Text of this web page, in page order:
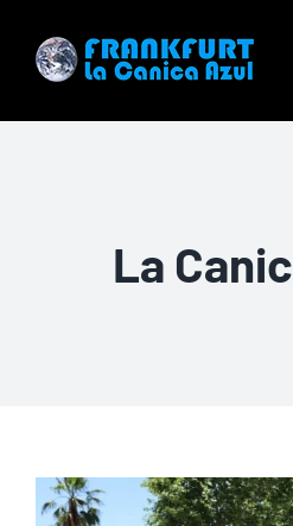
contenido
La